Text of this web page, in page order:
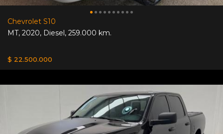
Chevrolet S10
MT, 2020, Diesel, 259.000 km.
$ 22.500.000